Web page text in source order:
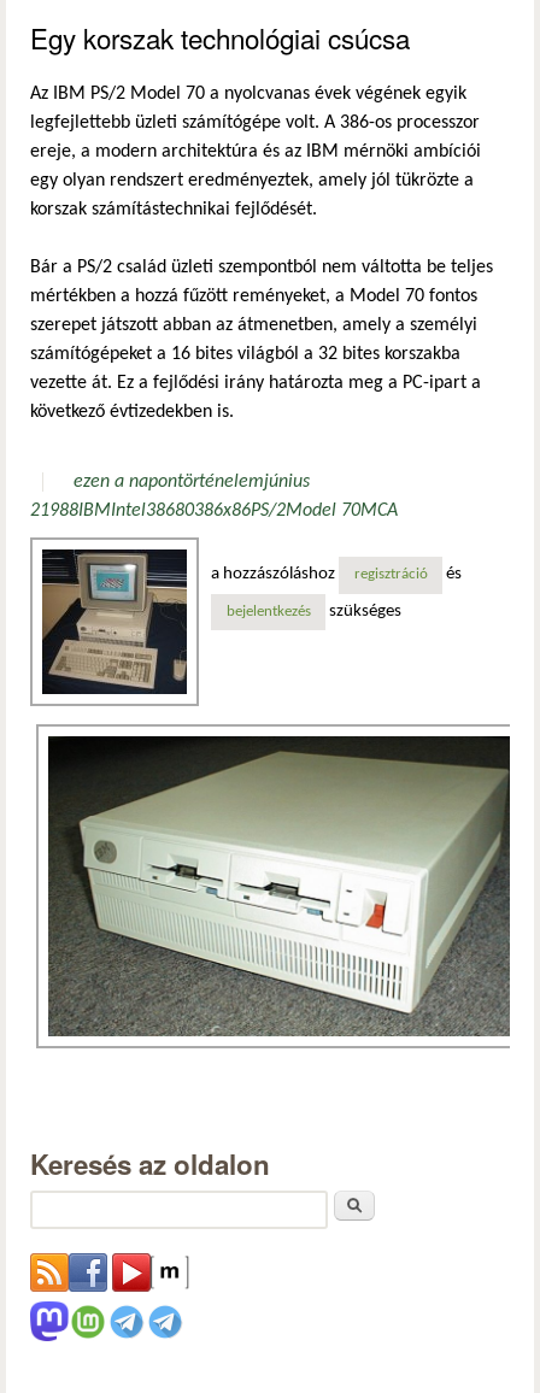
Egy korszak technológiai csúcsa
Az IBM PS/2 Model 70 a nyolcvanas évek végének egyik
legfejlettebb üzleti számítógépe volt. A 386-os processzor
ereje, a modern architektúra és az IBM mérnöki ambíciói
egy olyan rendszert eredményeztek, amely jól tükrözte a
korszak számítástechnikai fejlődését.
Bár a PS/2 család üzleti szempontból nem váltotta be teljes
mértékben a hozzá fűzött reményeket, a Model 70 fontos
szerepet játszott abban az átmenetben, amely a személyi
számítógépeket a 16 bites világból a 32 bites korszakba
vezette át. Ez a fejlődési irány határozta meg a PC-ipart a
következő évtizedekben is.
ezen a napontörténelemjúnius
21988IBMIntel38680386x86PS/2Model 70MCA
a hozzászóláshoz regisztráció és
bejelentkezés szükséges
Keresés az oldalon